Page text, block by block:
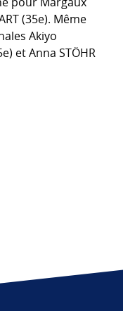
(35e). Même
Akiyo
et Anna STÖHR